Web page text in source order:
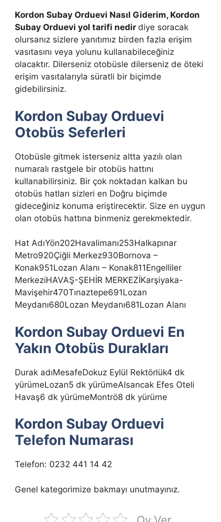
Kordon Subay Orduevi Nasıl Giderim, Kordon
Subay Orduevi yol tarifi nedir diye soracak
olursanız sizlere yanıtımız birden fazla erişim
vasıtasını veya yolunu kullanabileceğiniz
olacaktır. Dilerseniz otobüsle dilerseniz de öteki
erişim vasıtalarıyla süratli bir biçimde
gidebilirsiniz.
Kordon Subay Orduevi
Otobüs Seferleri
Otobüsle gitmek isterseniz altta yazılı olan
numaralı rastgele bir otobüs hattını
kullanabilirsiniz. Bir çok noktadan kalkan bu
otobüs hatları sizleri en Doğru biçimde
gideceğiniz konuma eriştirecektir. Size en uygun
olan otobüs hattına binmeniz gerekmektedir.
Hat AdıYön202Havalimanı253Halkapınar
Metro920Çiğli Merkez930Bornova –
Konak951Lozan Alanı – Konak811Engelliler
MerkeziHAVAŞ-ŞEHİR MERKEZİKarşiyaka-
Mavişehir470Tınaztepe691Lozan
Meydanı680Lozan Meydanı681Lozan Alanı
Kordon Subay Orduevi En
Yakın Otobüs Durakları
Durak adıMesafeDokuz Eylül Rektörlük4 dk
yürümeLozan5 dk yürümeAlsancak Efes Oteli
Havaş6 dk yürümeMontrö8 dk yürüme
Kordon Subay Orduevi
Telefon Numarası
Telefon: 0232 441 14 42
Genel kategorimize bakmayı unutmayınız.